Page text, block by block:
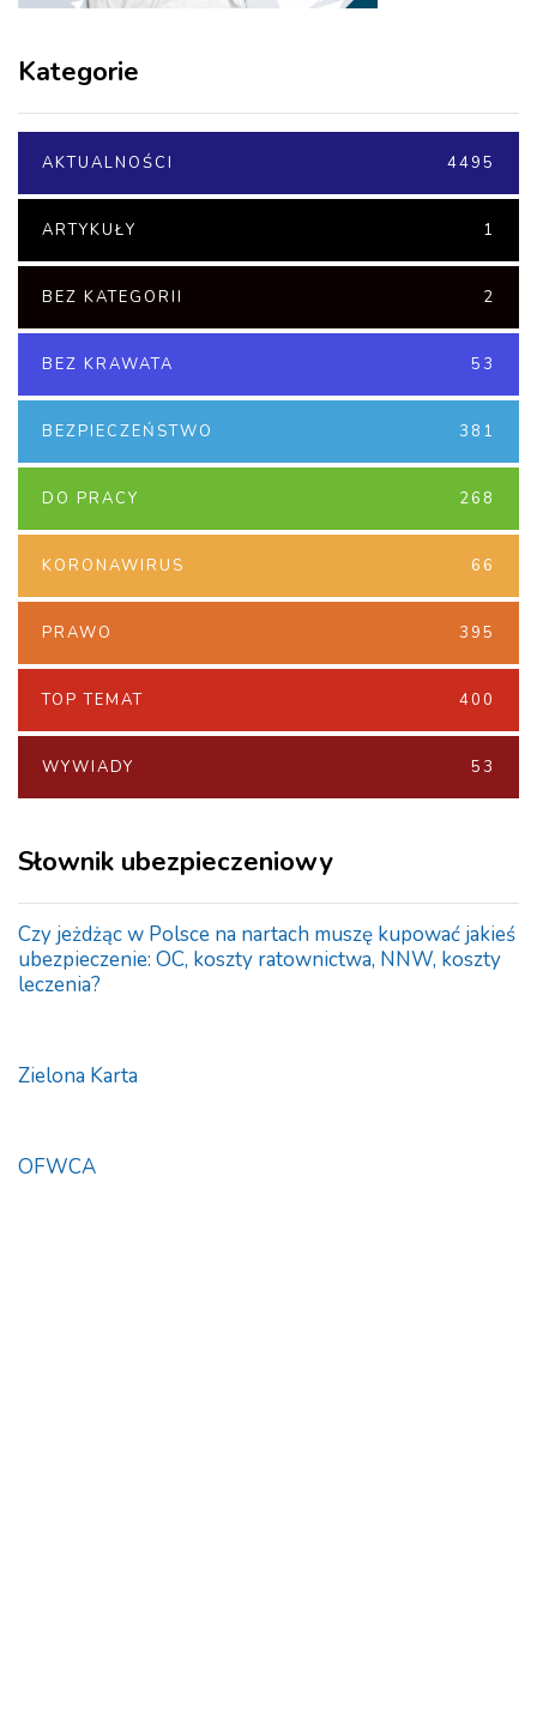
Kategorie
AKTUALNOŚCI 4495
ARTYKUŁY 1
BEZ KATEGORII 2
BEZ KRAWATA 53
BEZPIECZEŃSTWO 381
DO PRACY 268
KORONAWIRUS 66
PRAWO 395
TOP TEMAT 400
WYWIADY 53
Słownik ubezpieczeniowy
Czy jeżdżąc w Polsce na nartach muszę kupować jakieś
ubezpieczenie: OC, koszty ratownictwa, NNW, koszty
leczenia?
Zielona Karta
OFWCA